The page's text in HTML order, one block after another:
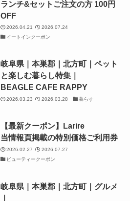
ランチ&セットご注文の方 100円
OFF
2026.04.21
2026.07.24
イートインクーポン
岐阜県｜本巣郡｜北方町｜ペット
と楽しむ暮らし特集｜
BEAGLE CAFE RAPPY
2026.03.23 2026.03.28 暮らす
【最新クーポン】Larire
当情報頁掲載の特別価格ご利用券
2026.02.27
2026.07.27
ビューティークーポン
岐阜県｜本巣郡｜北方町｜グルメ
｜